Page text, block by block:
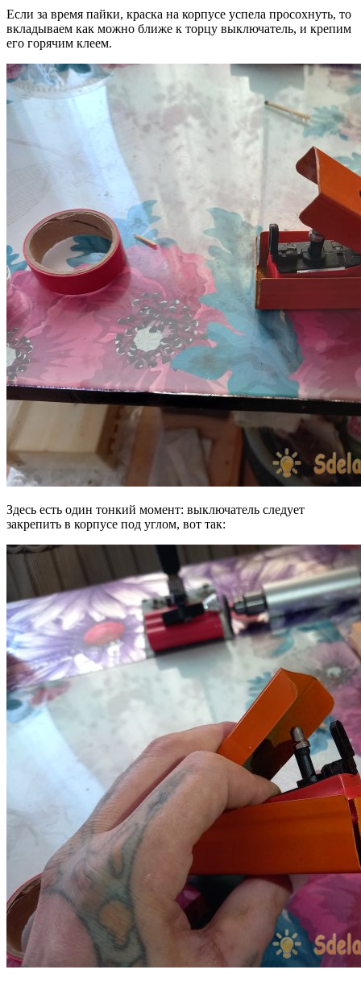
Если за время пайки, краска на корпусе успела просохнуть, то
вкладываем как можно ближе к торцу выключатель, и крепим
его горячим клеем.
Здесь есть один тонкий момент: выключатель следует
закрепить в корпусе под углом, вот так: